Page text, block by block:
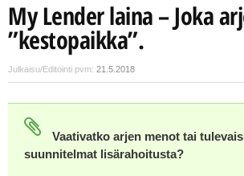
My Lender laina – Joka
”kestopaikka”.
Julkaisu/Editointi pvm: 21.5.2018
Vaativatko arjen menot tai
suunnitelmat lisärahoitusta?